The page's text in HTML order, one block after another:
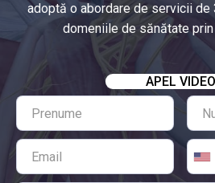
adoptă o abordare de servicii de
domeniile de sănătate
APEL VIDEO